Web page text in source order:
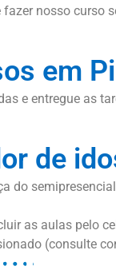
nosso
em
e entregue as
de
do
as aulas pelo
(consulte